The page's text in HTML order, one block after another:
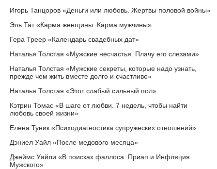
Игорь Танцоров «Деньги или любовь. Жертвы половой войны»
Эль Тат «Карма женщины. Карма мужчины»
Гера Треер «Календарь свадебных дат»
Наталья Толстая «Мужские несчастья. Плачу его слезами»
Наталья Толстая «Мужские секреты, которые надо узнать,
прежде чем жить вместе долго и счастливо»
Наталья Толстая «Этот слабый сильный пол»
Кэтрин Томас «В шаге от любви. 7 недель, чтобы найти
любовь своей жизни»
Елена Туник «Психодиагностика супружеских отношений»
Дэниел Уайл «После медового месяца»
Джеймс Уайли «В поисках фаллоса: Приап и Инфляция
Мужского»